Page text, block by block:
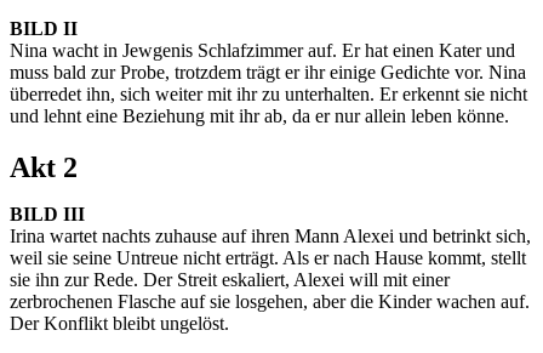
BILD II
Nina wacht in Jewgenis Schlafzimmer auf. Er hat einen Kater und
muss bald zur Probe, trotzdem trägt er ihr einige Gedichte vor. Nina
überredet ihn, sich weiter mit ihr zu unterhalten. Er erkennt sie nicht
und lehnt eine Beziehung mit ihr ab, da er nur allein leben könne.
Akt 2
BILD III
Irina wartet nachts zuhause auf ihren Mann Alexei und betrinkt sich,
weil sie seine Untreue nicht erträgt. Als er nach Hause kommt, stellt
sie ihn zur Rede. Der Streit eskaliert, Alexei will mit einer
zerbrochenen Flasche auf sie losgehen, aber die Kinder wachen auf.
Der Konflikt bleibt ungelöst.